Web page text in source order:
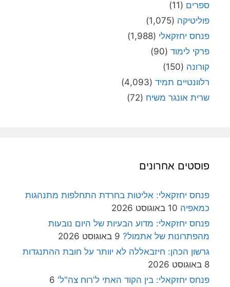
ספרים (11)
פוליטיקה (1,075)
פנחס יחזקאלי (1,988)
פרקי לימוד (90)
קורונה (150)
רלוונטיים תמיד (4,093)
שרית אונגר משיח (72)
פוסטים אחרונים
פנחס יחזקאלי: אליטות בחרדת התחלפות מתנהגות
כמאפיה 10 באוגוסט 2026
פנחס יחזקאלי: מדוע הבעיות של היום נובעות
מהפתרונות של אתמול? 9 באוגוסט 2026
גרשון הכהן: חיזבאללה לא יוותר על חובת ההתנגדות
8 באוגוסט 2026
פנחס יחזקאלי: בין הקוד האתי ל'רוח צה"ל' 6